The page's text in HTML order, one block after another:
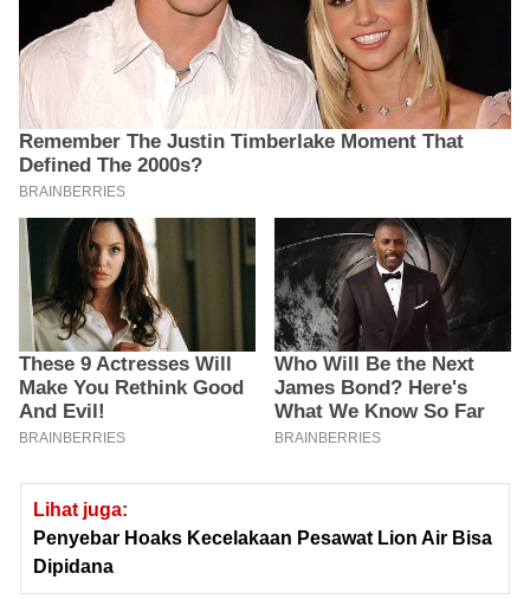
Lihat juga:
Penyebar Hoaks Kecelakaan Pesawat Lion Air Bisa
Dipidana